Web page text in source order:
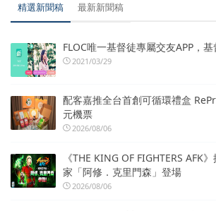
精選新聞稿 最新新聞稿
FLOC唯一基督徒專屬交友APP，
2021/03/29
配客嘉推全台首創可循環禮盒
元機票
2026/08/06
《THE KING OF FIGHTERS AFK
家「阿修．克里門森」登場
2026/08/06